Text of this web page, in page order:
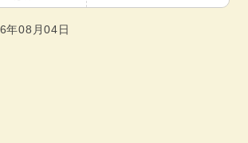
年08月04日